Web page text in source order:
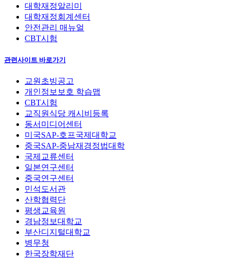
대학재정알리미
대학재정회계센터
안전관리 매뉴얼
CBT시험
관련사이트 바로가기
교원초빙공고
개인정보보호 학습맵
CBT시험
교직원식당 캐시비등록
동서미디어센터
미국SAP-호프국제대학교
중국SAP-중남재경정법대학
국제교류센터
일본연구센터
중국연구센터
민석도서관
산학협력단
평생교육원
경남정보대학교
부산디지털대학교
병무청
한국장학재단